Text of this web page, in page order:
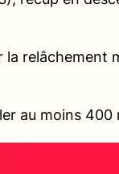
relâchement
au moins